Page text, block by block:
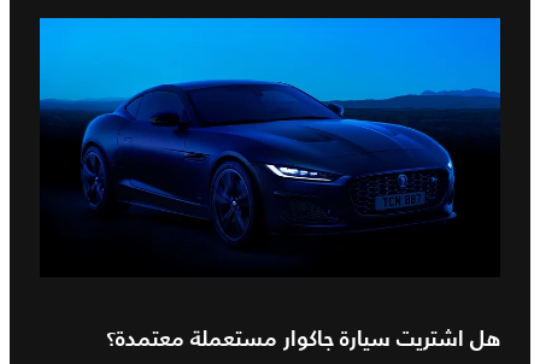
هل اشتريت سيارة جاكوار مستعملة معتمدة؟